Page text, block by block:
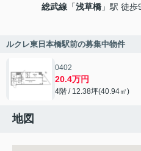
総武線 「浅草橋 」駅 徒歩
ルクレ東日本橋駅前の募集中物件
0402
20.4万円
4階 / 12.38坪(40.94㎡)
地図